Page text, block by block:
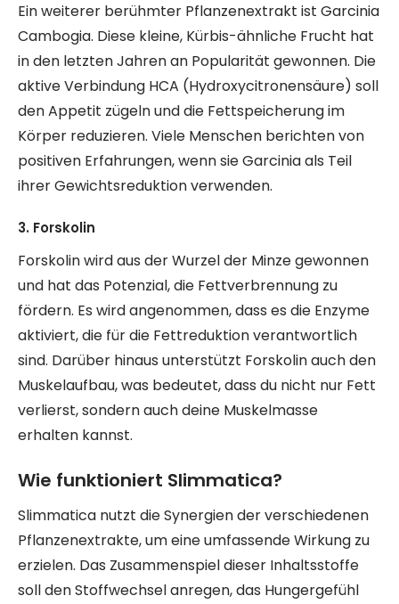
Ein weiterer berühmter Pflanzenextrakt ist Garcinia
Cambogia. Diese kleine, Kürbis-ähnliche Frucht hat
in den letzten Jahren an Popularität gewonnen. Die
aktive Verbindung HCA (Hydroxycitronensäure) soll
den Appetit zügeln und die Fettspeicherung im
Körper reduzieren. Viele Menschen berichten von
positiven Erfahrungen, wenn sie Garcinia als Teil
ihrer Gewichtsreduktion verwenden.
3. Forskolin
Forskolin wird aus der Wurzel der Minze gewonnen
und hat das Potenzial, die Fettverbrennung zu
fördern. Es wird angenommen, dass es die Enzyme
aktiviert, die für die Fettreduktion verantwortlich
sind. Darüber hinaus unterstützt Forskolin auch den
Muskelaufbau, was bedeutet, dass du nicht nur Fett
verlierst, sondern auch deine Muskelmasse
erhalten kannst.
Wie funktioniert Slimmatica?
Slimmatica nutzt die Synergien der verschiedenen
Pflanzenextrakte, um eine umfassende Wirkung zu
erzielen. Das Zusammenspiel dieser Inhaltsstoffe
soll den Stoffwechsel anregen, das Hungergefühl